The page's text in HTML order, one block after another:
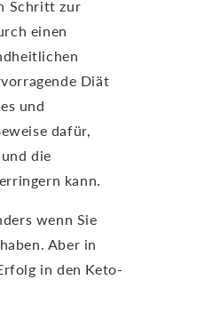
Schritt zur
einen
Diät
und
dafür,
die
kann.
wenn Sie
Aber in
in den Keto-